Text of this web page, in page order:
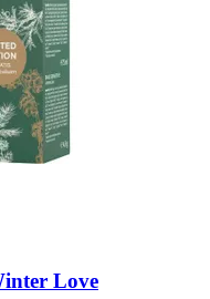
Love